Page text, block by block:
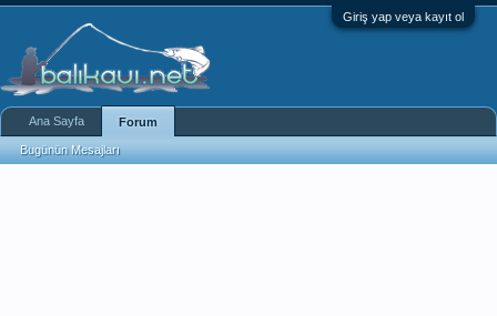
Giriş yap veya kayıt ol
Ana Sayfa Forum
Bugünün Mesajları